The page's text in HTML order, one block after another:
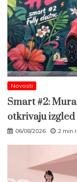
Novosti
Smart #2:
otkrivaju izgled
06/08/2026 2 min